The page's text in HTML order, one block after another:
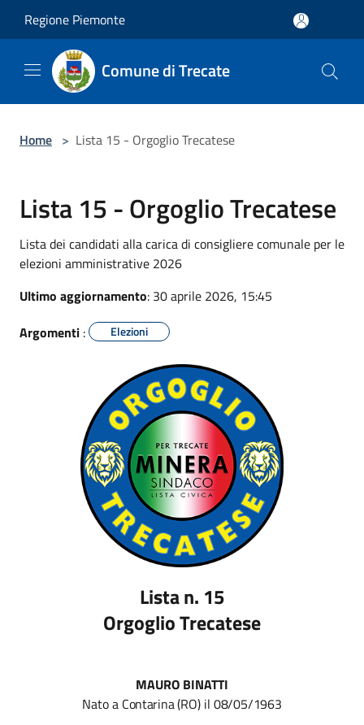
Regione Piemonte
Comune di Trecate
Home > Lista 15 - Orgoglio Trecatese
Lista 15 - Orgoglio Trecatese
Lista dei candidati alla carica di consigliere comunale per le
elezioni amministrative 2026
Ultimo aggiornamento: 30 aprile 2026, 15:45
Argomenti : Elezioni
Lista n. 15
Orgoglio Trecatese
MAURO BINATTI
Natoa Contarina(RO) il 08/05/1963